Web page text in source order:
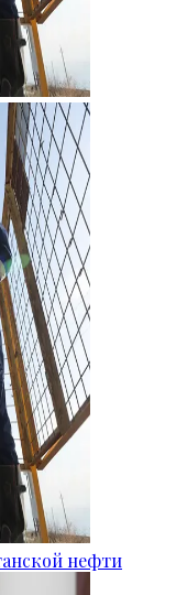
нефти